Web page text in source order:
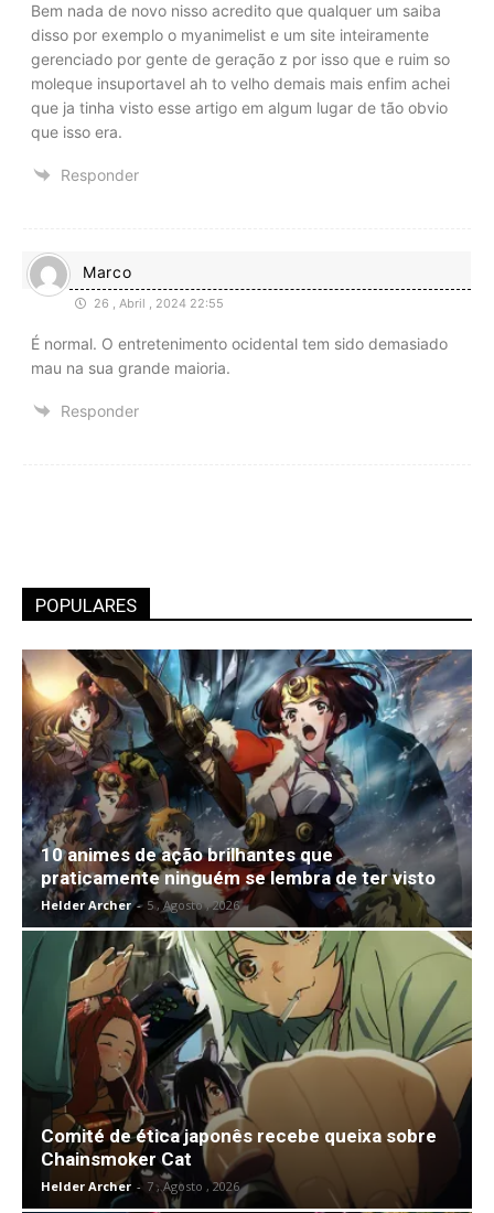
Bem nada de novo nisso acredito que qualquer um saiba
disso por exemplo o myanimelist e um site inteiramente
gerenciado por gente de geração z por isso que e ruim so
moleque insuportavel ah to velho demais mais enfim achei
que ja tinha visto esse artigo em algum lugar de tão obvio
que isso era.
Responder
Marco
26 , Abril , 2024 22:55
É normal. O entretenimento ocidental tem sido demasiado
mau na sua grande maioria.
Responder
POPULARES
10 animes de ação brilhantes que
praticamente ninguém se lembra de ter visto
Helder Archer - 5 , Agosto , 2026
Comité de ética japonês recebe queixa sobre
Chainsmoker Cat
Helder Archer - 7 , Agosto , 2026